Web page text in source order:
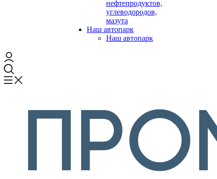
нефтепродуктов,
углеводородов,
мазута
Наш автопарк
Наш автопарк